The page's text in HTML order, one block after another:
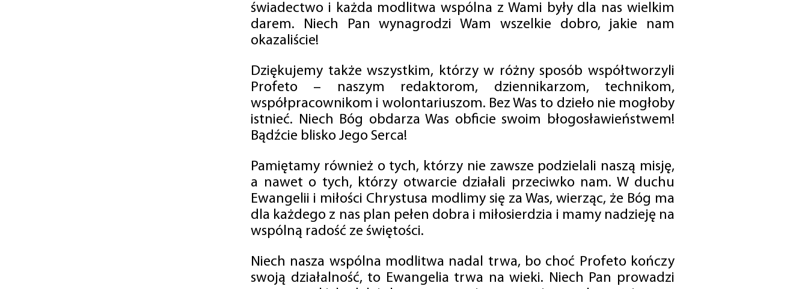
świadectwo i każda modlitwa wspólna z Wami były dla nas wielkim
darem. Niech Pan wynagrodzi Wam wszelkie dobro, jakie nam
okazaliście!
Dziękujemy także wszystkim, którzy w różny sposób współtworzyli
Profeto – naszym redaktorom, dziennikarzom, technikom,
współpracownikom i wolontariuszom. Bez Was to dzieło nie mogłoby
istnieć. Niech Bóg obdarza Was obficie swoim błogosławieństwem!
Bądźcie blisko Jego Serca!
Pamiętamy również o tych, którzy nie zawsze podzielali naszą misję,
a nawet o tych, którzy otwarcie działali przeciwko nam. W duchu
Ewangelii i miłości Chrystusa modlimy się za Was, wierząc, że Bóg ma
dla każdego z nas plan pełen dobra i miłosierdzia i mamy nadzieję na
wspólną radość ze świętości.
Niech nasza wspólna modlitwa nadal trwa, bo choć Profeto kończy
swoją działalność, to Ewangelia trwa na wieki. Niech Pan prowadzi